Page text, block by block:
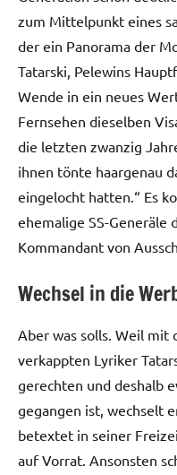
zum Mittelpunkt eines
der ein Panorama der
Tatarski, Pelewins
Wende in ein neues
Fernsehen dieselben
die letzten zwanzig
ihnen tönte haargenau
eingelocht hatten.“ Es
ehemalige SS-Generäle
Kommandant von
Wechsel in die
Aber was solls. Weil mit
verkappten Lyriker
gerechten und deshalb
gegangen ist, wechselt
betextet in seiner
auf Vorrat. Ansonsten